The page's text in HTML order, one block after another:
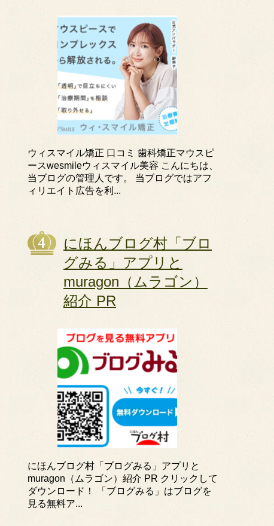
ウィスマイル矯正 口コミ 歯科矯正マウスピ
ースwesmileウィスマイル美容 こんにちは、
当ブログの管理人です。 当ブログではアフ
ィリエイト広告を利...
にほんブログ村「ブロ
グみる」アプリと
muragon（ムラゴン）
紹介 PR
にほんブログ村「ブログみる」アプリと
muragon（ムラゴン）紹介 PR クリックして
ダウンロード！ 「ブログみる」はブログを
見る無料ア...